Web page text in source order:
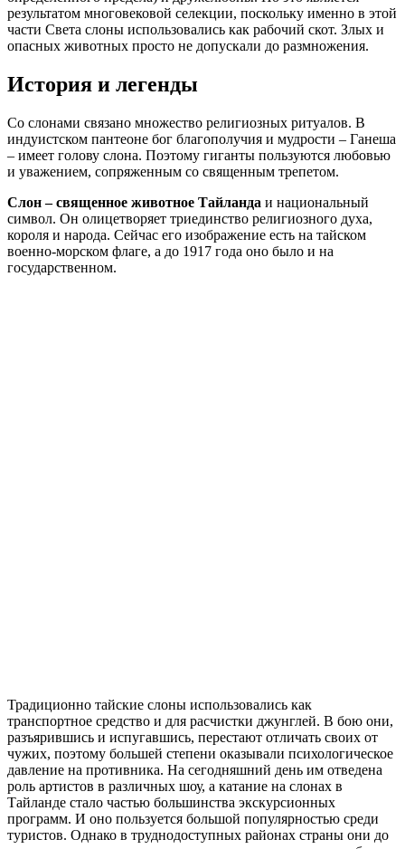
результатом многовековой селекции, поскольку именно в этой
части Света слоны использовались как рабочий скот. Злых и
опасных животных просто не допускали до размножения.
История и легенды
Со слонами связано множество религиозных ритуалов. В
индуистском пантеоне бог благополучия и мудрости – Ганеша
– имеет голову слона. Поэтому гиганты пользуются любовью
и уважением, сопряженным со священным трепетом.
Слон – священное животное Тайланда и национальный
символ. Он олицетворяет триединство религиозного духа,
короля и народа. Сейчас его изображение есть на тайском
военно-морском флаге, а до 1917 года оно было и на
государственном.
Традиционно тайские слоны использовались как
транспортное средство и для расчистки джунглей. В бою они,
разъярившись и испугавшись, перестают отличать своих от
чужих, поэтому большей степени оказывали психологическое
давление на противника. На сегодняшний день им отведена
роль артистов в различных шоу, а катание на слонах в
Тайланде стало частью большинства экскурсионных
программ. И оно пользуется большой популярностью среди
туристов. Однако в труднодоступных районах страны они до